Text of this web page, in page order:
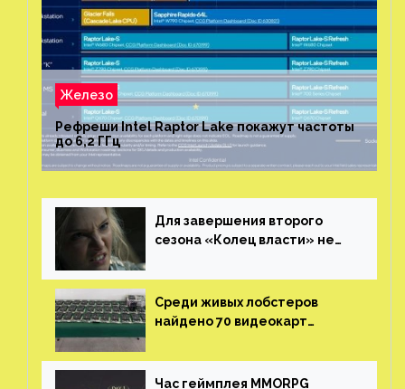
Железо
Рефреши Intel Raptor Lake покажут частоты
до 6,2 ГГц
Для завершения второго
сезона «Колец власти» не
Среди живых лобстеров
найдено 70 видеокарт
китайской таможни
Час геймплея MMORPG